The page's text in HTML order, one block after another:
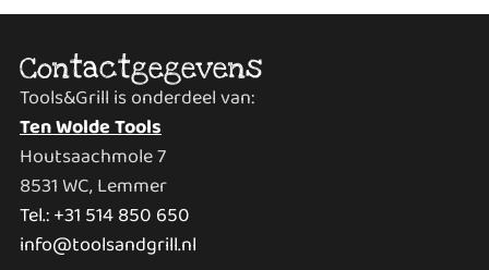
Contactgegevens
Tools&Grill is onderdeel van:
Ten Wolde Tools
Houtsaachmole 7
8531 WC, Lemmer
Tel.: +31 514 850 650
info@toolsandgrill.nl